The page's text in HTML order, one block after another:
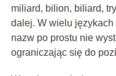
miliard, bilion, biliard,
dalej. W wielu
nazw po prostu nie
ograniczając się do